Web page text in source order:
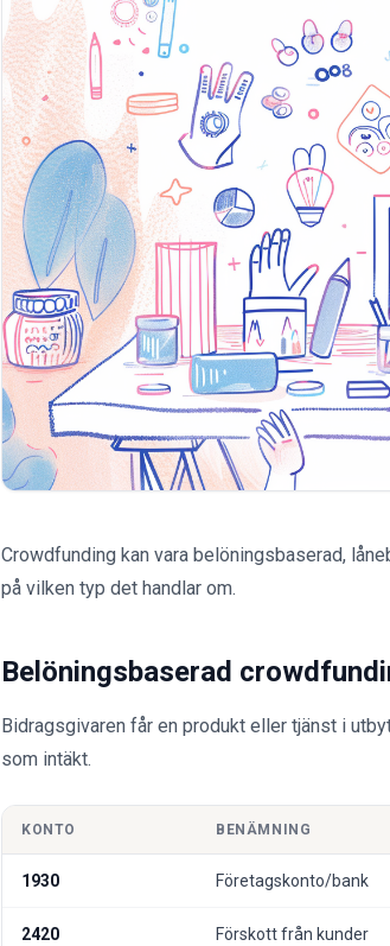
Crowdfunding kan vara belöningsbaserad,
på vilken typ det handlar om.
Belöningsbaserad
Bidragsgivaren får en produkt eller tjänst i
som intäkt.
KONTO BENÄMNING
1930 Företagskonto/bank
2420 Förskott från kunder